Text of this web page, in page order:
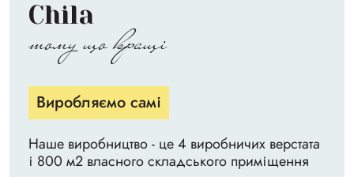
Chila
тому що кращі
Виробляємо самі
Наше виробництво - це 4 виробничих верстата
і 800 м2 власного складського приміщення